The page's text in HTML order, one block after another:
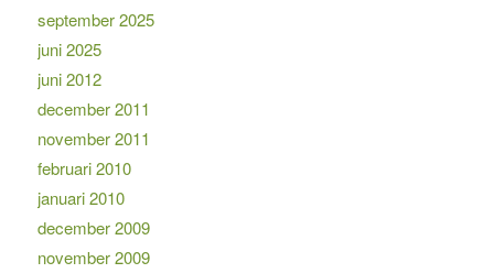
september 2025
juni 2025
juni 2012
december 2011
november 2011
februari 2010
januari 2010
december 2009
november 2009